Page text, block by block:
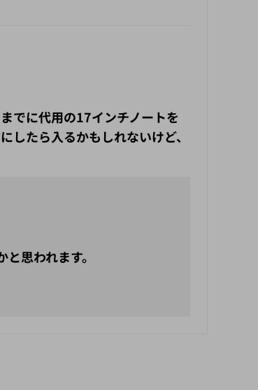
でに代用の17インチノートを
たら入るかもしれないけど、
思われます。